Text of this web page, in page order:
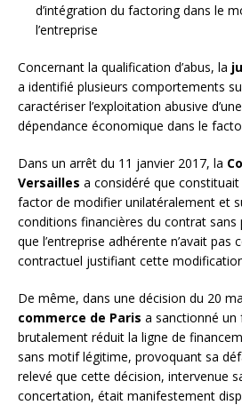
d’intégration du factoring dans le
l’entreprise
Concernant la qualification d’abus, la
a identifié plusieurs comportements
caractériser l’exploitation abusive
dépendance économique dans le
Dans un arrêt du 11 janvier 2017, la
Versailles a considéré que
factor de modifier unilatéralement et
conditions financières du contrat sans
que l’entreprise adhérente n’avait
contractuel justifiant cette
De même, dans une décision du 20
commerce de Paris a sanctionné
brutalement réduit la ligne de
sans motif légitime, provoquant sa
relevé que cette décision, intervenue
concertation, était manifestement